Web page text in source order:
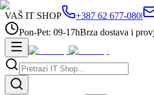
VAŠ IT SHOP +387 62 677-080|
Pon-Pet: 09-17hBrza dostava i